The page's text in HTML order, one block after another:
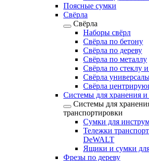
Поясные сумки
Свёрла
Свёрла
Наборы свёрл
Свёрла по бетону
Свёрла по дереву
Свёрла по металлу
Свёрла по стеклу
Свёрла
Свёрла
Системы для хранения и
Системы для
транспортировки
Сумки для
Тележки
DeWALT
Ящики и сумки
Фрезы по дереву